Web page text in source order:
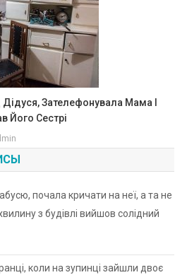
Зателефонувала Мама І
Його Сестрі
почала кричати на неї, а та не
з будівлі вийшов солідний
коли на зупинці зайшли двоє